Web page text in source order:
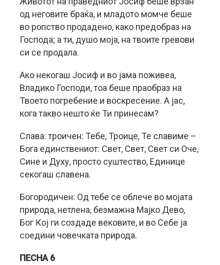
од неговите браќа, и младото момче беше
во ропство продадено, како предобраз на
Господа; а ти, душо моја, на твоите гревови
си се продала.
Ако некогаш Јосиф и во јама поживеа,
Владико Господи, тоа беше праобраз на
Твоето погребение и воскресение. А јас,
кога такво нешто ќе Ти принесам?
Слава: троичен: Тебе, Троице, Те славиме –
Бога единствениот: Свет, Свет, Свет си Оче,
Сине и Духу, просто суштество, Единице
секогаш славена.
Богородичен: Од тебе се облече во мојата
природа, нетлена, безмажна Мајко Дево,
Бог Кој ги создаде вековите, и во Себе ја
соедини човечката природа.
ПЕСНА 6